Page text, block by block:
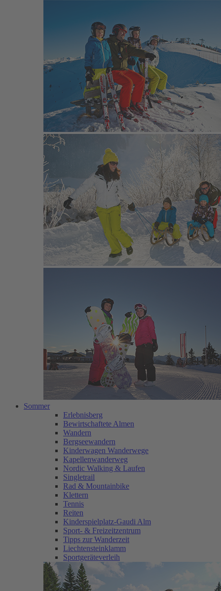
Sommer
Erlebnisberg
Bewirtschaftete Almen
Wandern
Bergseewandern
Kinderwagen Wanderwege
Kapellenwanderweg
Nordic Walking & Laufen
Singletrail
Rad & Mountainbike
Klettern
Tennis
Reiten
Kinderspielplatz-Gaudi Alm
Sport- & Freizeitzentrum
Tipps zur Wanderzeit
Liechtensteinklamm
Sportgeräteverleih